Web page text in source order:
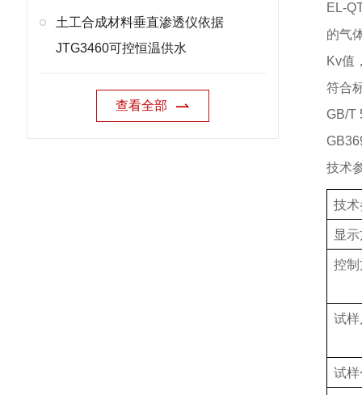
土工合成材料垂直渗透仪依据
JTG3460可控恒温供水
查看全部
EL-
的气
Kv值
符合
GB/T
技术
技
显
控
试
试